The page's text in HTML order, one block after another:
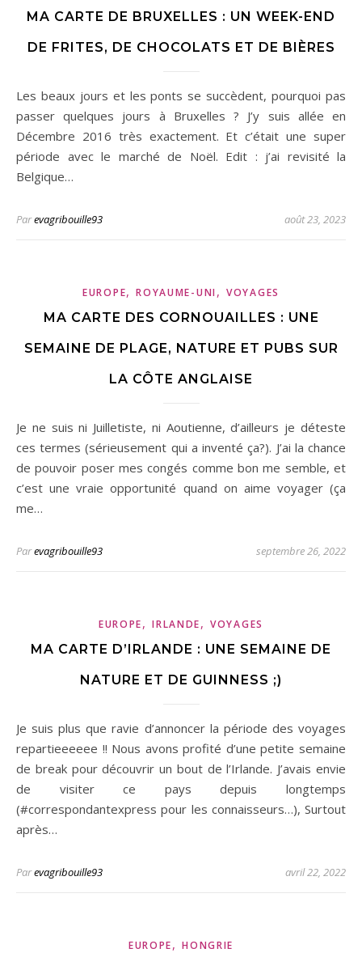
MA CARTE DE BRUXELLES : UN WEEK-END
DE FRITES, DE CHOCOLATS ET DE BIÈRES
Les beaux jours et les ponts se succèdent, pourquoi pas
passer quelques jours à Bruxelles ? J’y suis allée en
Décembre 2016 très exactement. Et c’était une super
période avec le marché de Noël. Edit : j’ai revisité la
Belgique…
Parevagribouille93 août 23, 2023
EUROPE,ROYAUME-UNI, VOYAGES
MA CARTE DES CORNOUAILLES : UNE
SEMAINE DE PLAGE, NATURE ET PUBS SUR
LA CÔTE ANGLAISE
Je ne suis ni Juilletiste, ni Aoutienne, d’ailleurs je déteste
ces termes (sérieusement qui a inventé ça?). J’ai la chance
de pouvoir poser mes congés comme bon me semble, et
c’est une vraie opportunité quand on aime voyager (ça
me…
Parevagribouille93 septembre 26, 2022
EUROPE,IRLANDE,VOYAGES
MA CARTE D’IRLANDE : UNE SEMAINE DE
NATURE ET DE GUINNESS ;)
Je suis plus que ravie d’annoncer la période des voyages
repartieeeeee !! Nous avons profité d’une petite semaine
de break pour découvrir un bout de l’Irlande. J’avais envie
de visiter ce pays depuis longtemps
(#correspondantexpress pour les connaisseurs…), Surtout
après…
Parevagribouille93 avril 22, 2022
EUROPE,HONGRIE